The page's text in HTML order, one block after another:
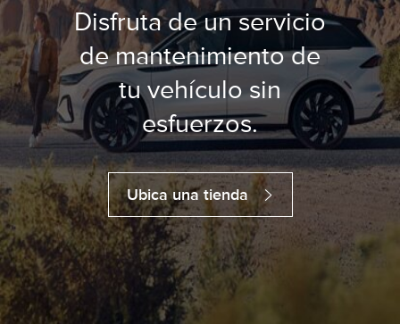
Disfruta de un servicio
de mantenimiento de
tu vehículo sin
esfuerzos.
Ubica una tienda